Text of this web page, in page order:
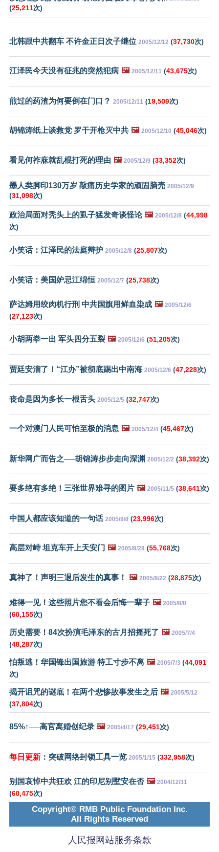
(25,211次)
北韩跟中共翻车 不许金正日次子继位 2005/12/12 (37,730次)
江泽民今天没有征兆的突然犯病 🖼️ 2005/12/11 (43,675次)
煎过的药渣为何要倒在门口？ 2005/12/11 (19,509次)
胡锦涛纸上谈救党 罗干开枪灭中共 🖼️ 2005/12/10 (45,046次)
看见何祚庥就乱棍打死的理由 🖼️ 2005/12/9 (33,352次)
墨人类脚印130万岁 敲痛历史学家的顽固脑壳 2005/12/9
(31,098次)
政治局面对秃头上的虱子猛发奇谈怪论 🖼️ 2005/12/8 (44,998
次)
小笑话：江泽民的法庭辩护 2005/12/8 (25,807次)
小笑话：美国妒忌江绵恒 2005/12/7 (25,738次)
萨达姆用绞肉机行刑 中共国旗用鲜血染成 🖼️ 2005/12/6
(27,123次)
小胡两拳一出 军头四分五裂 🖼️ 2005/12/6 (51,205次)
贾廷安溜了！“江办”被彻底踢出中南海 2005/12/6 (47,228次)
丧命是因为多长一根舌头 2005/12/5 (32,747次)
一个对澳门人民可怕至极的消息 🖼️ 2005/12/4 (45,467次)
新华网广而告之──胡锦涛步步走向深渊 2005/12/2 (38,392次)
要多绝有多绝！三张世界难寻的图片 🖼️ 2005/11/5 (38,641次)
中国人都应该知道的一句话 2005/9/8 (23,996次)
高层对峙 坦克车开上天安门 🖼️ 2005/8/28 (55,768次)
真神了！声明三退后发生的真事！ 🖼️ 2005/8/22 (28,875次)
难得一见！这些照片您不看会后悔一辈子 🖼️ 2005/8/8
(60,155次)
历史需要！84次扮演毛泽东的古月招摇死了 🖼️ 2005/7/4
(48,287次)
怕叛逃！华国锋出国旅游 特工寸步不离 🖼️ 2005/7/3 (44,091
次)
揭开诅咒的谜底！在两个悲惨故事发生之后 🖼️ 2005/5/12
(37,804次)
85%↑──高官离婚创纪录 🖼️ 2005/4/17 (29,451次)
每日更新 ：突破网络封锁工具一览 2005/1/15 (332,958次)
别国哀悼中共狂欢 江的印尼别墅安在否 🖼️ 2004/12/31
(60,475次)
Copyright© RMB Public Foundation Inc.
All Rights Reserved
人民报网站服务条款